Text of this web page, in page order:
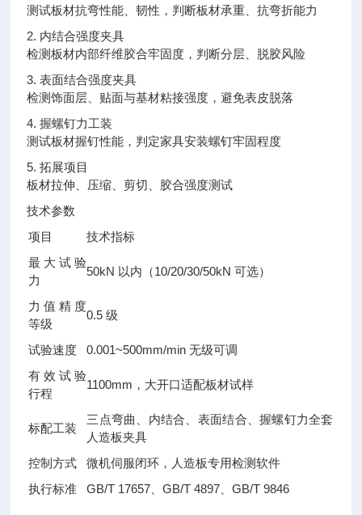
测试板材抗弯性能、韧性，判断板材承重、抗弯折能力
2. 内结合强度夹具
检测板材内部纤维胶合牢固度，判断分层、脱胶风险
3. 表面结合强度夹具
检测饰面层、贴面与基材粘接强度，避免表皮脱落
4. 握螺钉力工装
测试板材握钉性能，判定家具安装螺钉牢固程度
5. 拓展项目
板材拉伸、压缩、剪切、胶合强度测试
技术参数
项目
技术指标
最大试验
力
50kN 以内（10/20/30/50kN 可选）
力值精度
等级
0.5 级
试验速度
0.001~500mm/min 无级可调
有效试验
行程
1100mm，大开口适配板材试样
标配工装
三点弯曲、内结合、表面结合、握螺钉力全套
人造板夹具
控制方式
微机伺服闭环，人造板专用检测软件
执行标准
GB/T 17657、GB/T 4897、GB/T 9846